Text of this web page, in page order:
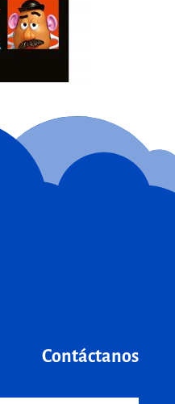
Contáctanos